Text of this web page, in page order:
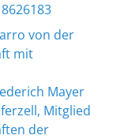
von der
mit
Mayer
Mitglied
der